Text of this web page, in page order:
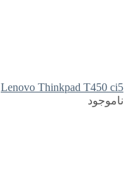
Lenovo Thinkpad T450 ci5
ناموجود